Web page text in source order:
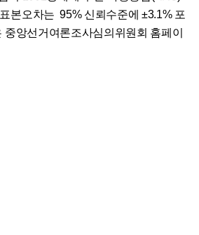
본오차는 95% 신뢰수준에 ±3.1% 포
중앙선거여론조사심의위원회 홈페이